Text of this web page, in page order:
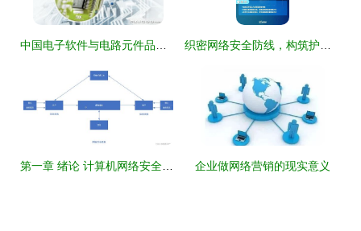
企业做网络营销的现实意义